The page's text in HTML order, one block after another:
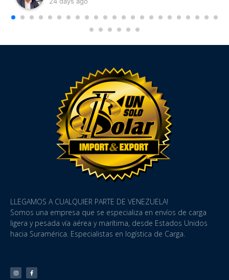
LLEGAMOS A CUALQUIER PARTE DE VENEZUELA!
Somos una empresa que se especializa en envíos de carga
ligera y pesada vía aérea y marítima, desde Estados Unidos
hacia Suramérica. Especialistas en logística de Carga.